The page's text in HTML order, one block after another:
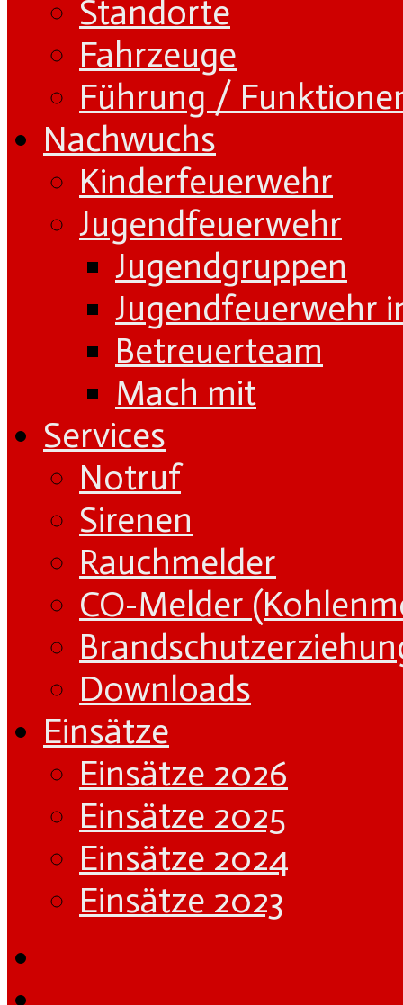
Standorte
Fahrzeuge
Führung /
Nachwuchs
Kinderfeuerwehr
Jugendfeuerwehr
Jugendgruppen
Jugendfeuerwehr
Betreuerteam
Mach mit
Services
Notruf
Sirenen
Rauchmelder
CO-Melder
Downloads
Einsätze
Einsätze 2026
Einsätze 2025
Einsätze 2024
Einsätze 2023